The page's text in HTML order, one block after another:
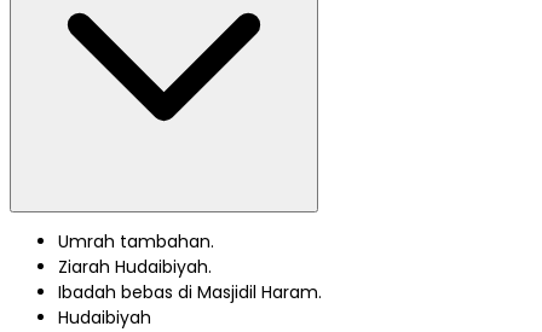
Umrah tambahan.
Ziarah Hudaibiyah.
Ibadah bebas di Masjidil Haram.
Hudaibiyah